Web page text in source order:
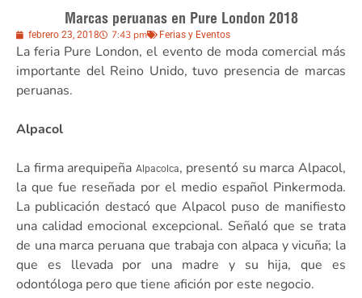
Marcas peruanas en Pure London 2018
febrero 23, 2018 7:43 pm Ferias y Eventos
La feria Pure London, el evento de moda comercial más
importante del Reino Unido, tuvo presencia de marcas
peruanas.
Alpacol
La firma arequipeña Alpacolca, presentó su marca Alpacol,
la que fue reseñada por el medio español Pinkermoda.
La publicación destacó que Alpacol puso de manifiesto
una calidad emocional excepcional. Señaló que se trata
de una marca peruana que trabaja con alpaca y vicuña; la
que es llevada por una madre y su hija, que es
odontóloga pero que tiene afición por este negocio.